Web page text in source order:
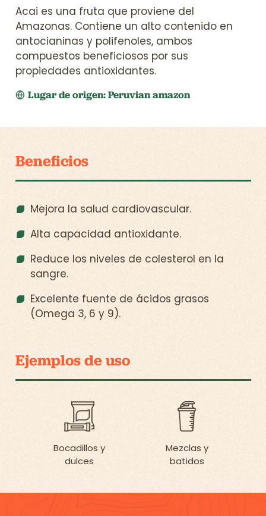
Acai es una fruta que proviene del
Amazonas. Contiene un alto contenido en
antocianinas y polifenoles, ambos
compuestos beneficiosos por sus
propiedades antioxidantes.
Lugar de origen: Peruvian amazon
Beneficios
Mejora la salud cardiovascular.
Alta capacidad antioxidante.
Reduce los niveles de colesterol en la
sangre.
Excelente fuente de ácidos grasos
(Omega 3, 6 y 9).
Ejemplos de uso
Bocadillos y
dulces
Mezclas y
batidos